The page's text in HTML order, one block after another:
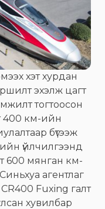
хэт хурдан
эхэлж цагт
тогтоосон
400 км-ийн
бүтээж
үйлчилгээнд
600 мянган км-
агентлаг
Fuxing галт
хувилбар